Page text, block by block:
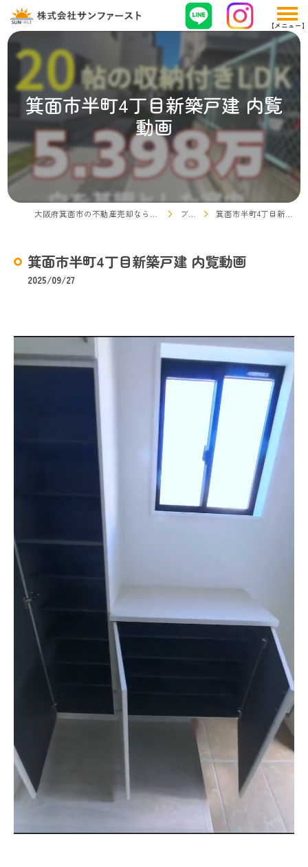
箕面市半町4丁目新築戸建 内覧
動画
ブログ 箕面市半町4丁目新築戸建 内覧動画
箕面市半町4丁目新築戸建 内覧動画
2025/09/27